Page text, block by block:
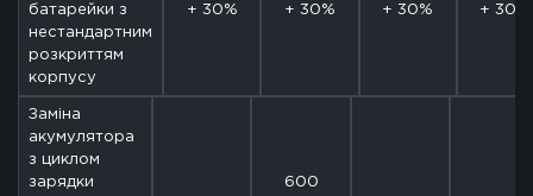
батарейки з
нестандартним
розкриттям
корпусу
+ 30% + 30% + 30% + 30%
Заміна
акумулятора
з циклом
зарядки
600